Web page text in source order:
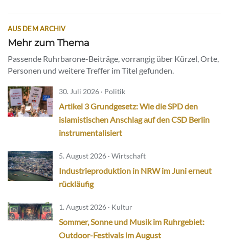
AUS DEM ARCHIV
Mehr zum Thema
Passende Ruhrbarone-Beiträge, vorrangig über Kürzel, Orte,
Personen und weitere Treffer im Titel gefunden.
30. Juli 2026 · Politik
Artikel 3 Grundgesetz: Wie die SPD den
islamistischen Anschlag auf den CSD Berlin
instrumentalisiert
5. August 2026 · Wirtschaft
Industrieproduktion in NRW im Juni erneut
rückläufig
1. August 2026 · Kultur
Sommer, Sonne und Musik im Ruhrgebiet:
Outdoor-Festivals im August